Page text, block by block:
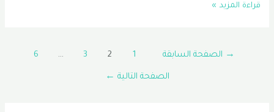
صباغ
قراءة المزيد »
→ الصفحة السابقة 1
2
3
…
6
الصفحة التالية ←